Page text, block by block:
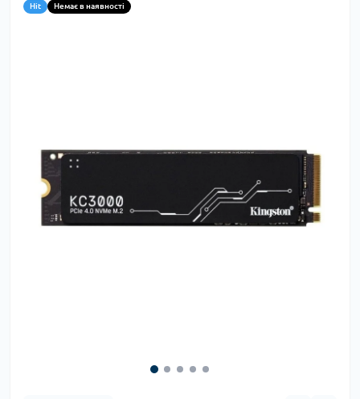
Hit Немає в наявності